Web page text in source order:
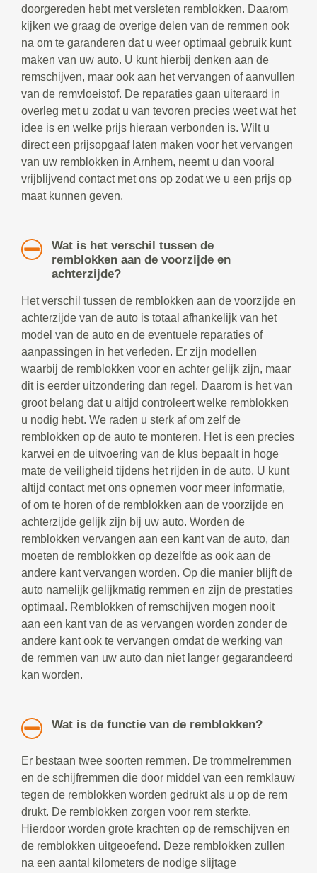
doorgereden hebt met versleten remblokken. Daarom
kijken we graag de overige delen van de remmen ook
na om te garanderen dat u weer optimaal gebruik kunt
maken van uw auto. U kunt hierbij denken aan de
remschijven, maar ook aan het vervangen of aanvullen
van de remvloeistof. De reparaties gaan uiteraard in
overleg met u zodat u van tevoren precies weet wat het
idee is en welke prijs hieraan verbonden is. Wilt u
direct een prijsopgaaf laten maken voor het vervangen
van uw remblokken in Arnhem, neemt u dan vooral
vrijblijvend contact met ons op zodat we u een prijs op
maat kunnen geven.
Wat is het verschil tussen de
remblokken aan de voorzijde en
achterzijde?
Het verschil tussen de remblokken aan de voorzijde en
achterzijde van de auto is totaal afhankelijk van het
model van de auto en de eventuele reparaties of
aanpassingen in het verleden. Er zijn modellen
waarbij de remblokken voor en achter gelijk zijn, maar
dit is eerder uitzondering dan regel. Daarom is het van
groot belang dat u altijd controleert welke remblokken
u nodig hebt. We raden u sterk af om zelf de
remblokken op de auto te monteren. Het is een precies
karwei en de uitvoering van de klus bepaalt in hoge
mate de veiligheid tijdens het rijden in de auto. U kunt
altijd contact met ons opnemen voor meer informatie,
of om te horen of de remblokken aan de voorzijde en
achterzijde gelijk zijn bij uw auto. Worden de
remblokken vervangen aan een kant van de auto, dan
moeten de remblokken op dezelfde as ook aan de
andere kant vervangen worden. Op die manier blijft de
auto namelijk gelijkmatig remmen en zijn de prestaties
optimaal. Remblokken of remschijven mogen nooit
aan een kant van de as vervangen worden zonder de
andere kant ook te vervangen omdat de werking van
de remmen van uw auto dan niet langer gegarandeerd
kan worden.
Wat is de functie van de remblokken?
Er bestaan twee soorten remmen. De trommelremmen
en de schijfremmen die door middel van een remklauw
tegen de remblokken worden gedrukt als u op de rem
drukt. De remblokken zorgen voor rem sterkte.
Hierdoor worden grote krachten op de remschijven en
de remblokken uitgeoefend. Deze remblokken zullen
na een aantal kilometers de nodige slijtage